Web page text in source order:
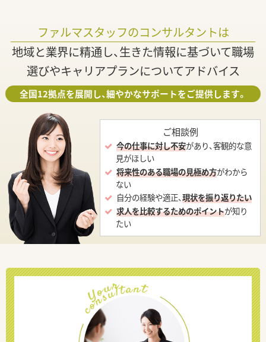
ファルマスタッフのコンサルタントは
地域と業界に精通し、生きた情報に基づいて職場
選びやキャリアプランについてアドバイス
全国12拠点を展開し、細やかなサポートをご提供します。
ご相談例
今の仕事に対し不安があり、客観的な意
見がほしい
将来性のある職場の見極め方がわから
ない
自分の経験や適正、現状を振り返りたい
求人を比較するためのポイントが知り
たい